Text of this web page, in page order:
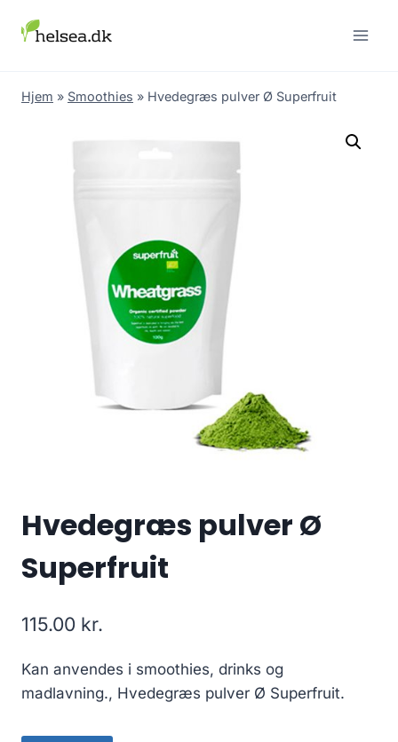
Hjem » Smoothies » Hvedegræs pulver Ø Superfruit
Hvedegræs pulver Ø
Superfruit
115.00 kr.
Kan anvendes i smoothies, drinks og
madlavning., Hvedegræs pulver Ø Superfruit.